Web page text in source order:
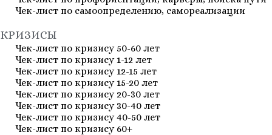
Чек-лист по самоопределению, самореализации
КРИЗИСЫ
Чек-лист по кризису 50-60 лет
Чек-лист по кризису 1-12 лет
Чек-лист по кризису 12-15 лет
Чек-лист по кризису 15-20 лет
Чек-лист по кризису 20-30 лет
Чек-лист по кризису 30-40 лет
Чек-лист по кризису 40-50 лет
Чек-лист по кризису 60+